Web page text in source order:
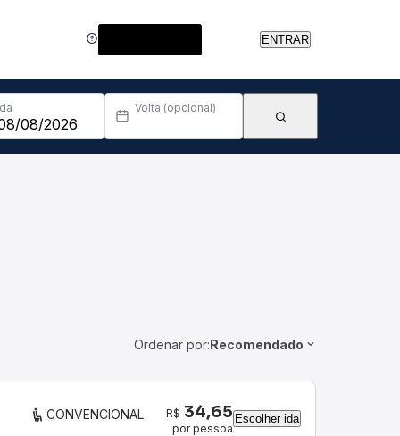
ENTRAR
Volta (opcional)
Ordenar por:Recomendado
CONVENCIONAL R$ 34,65
por pessoa
Escolher ida